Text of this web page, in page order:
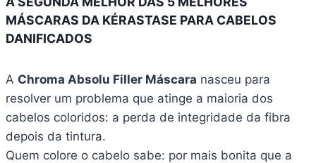
MÁSCARAS DA KÉRASTASE PARA CABELOS
DANIFICADOS
A Chroma Absolu Filler Máscara nasceu para
resolver um problema que atinge a maioria dos
cabelos coloridos: a perda de integridade da fibra
depois da tintura.
Quem colore o cabelo sabe: por mais bonita que a